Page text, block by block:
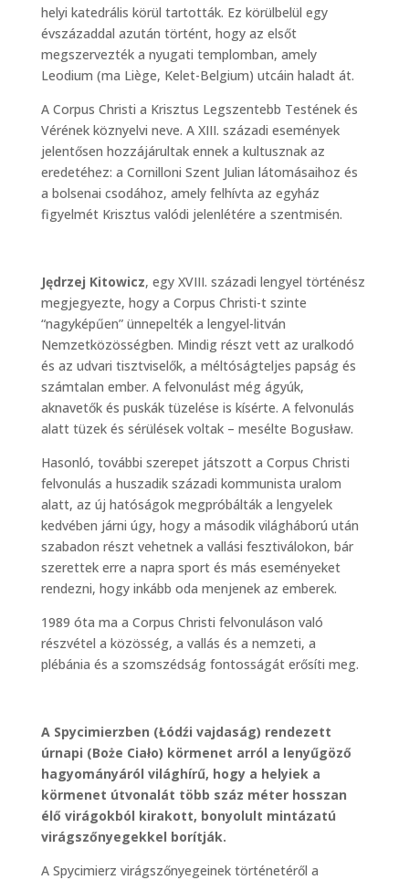
helyi katedrális körül tartották. Ez körülbelül egy
évszázaddal azután történt, hogy az elsőt
megszervezték a nyugati templomban, amely
Leodium (ma Liège, Kelet-Belgium) utcáin haladt át.
A Corpus Christi a Krisztus Legszentebb Testének és
Vérének köznyelvi neve. A XIII. századi események
jelentősen hozzájárultak ennek a kultusznak az
eredetéhez: a Cornilloni Szent Julian látomásaihoz és
a bolsenai csodához, amely felhívta az egyház
figyelmét Krisztus valódi jelenlétére a szentmisén.
Jędrzej Kitowicz, egy XVIII. századi lengyel történész
megjegyezte, hogy a Corpus Christi-t szinte
“nagyképűen” ünnepelték a lengyel-litván
Nemzetközösségben. Mindig részt vett az uralkodó
és az udvari tisztviselők, a méltóságteljes papság és
számtalan ember. A felvonulást még ágyúk,
aknavetők és puskák tüzelése is kísérte. A felvonulás
alatt tüzek és sérülések voltak – mesélte Bogusław.
Hasonló, további szerepet játszott a Corpus Christi
felvonulás a huszadik századi kommunista uralom
alatt, az új hatóságok megpróbálták a lengyelek
kedvében járni úgy, hogy a második világháború után
szabadon részt vehetnek a vallási fesztiválokon, bár
szerettek erre a napra sport és más eseményeket
rendezni, hogy inkább oda menjenek az emberek.
1989 óta ma a Corpus Christi felvonuláson való
részvétel a közösség, a vallás és a nemzeti, a
plébánia és a szomszédság fontosságát erősíti meg.
A Spycimierzben (Łódźi vajdaság) rendezett
úrnapi (Boże Ciało) körmenet arról a lenyűgöző
hagyományáról világhírű, hogy a helyiek a
körmenet útvonalát több száz méter hosszan
élő virágokból kirakott, bonyolult mintázatú
virágszőnyegekkel borítják.
A Spycimierz virágszőnyegeinek történetéről a